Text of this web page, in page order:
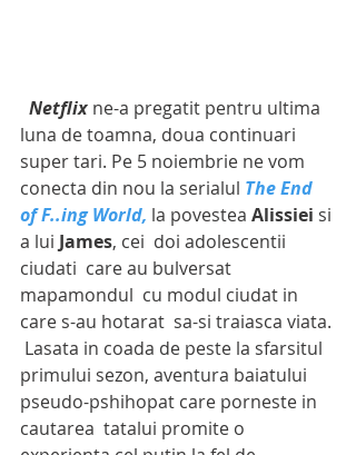
Netflix ne-a pregatit pentru ultima
luna de toamna, doua continuari
super tari. Pe 5 noiembrie ne vom
conecta din nou la serialul The End
of F..ing World, la povestea Alissiei si
a lui James, cei  doi adolescentii
ciudati  care au bulversat
mapamondul  cu modul ciudat in
care s-au hotarat  sa-si traiasca viata.
Lasata in coada de peste la sfarsitul
primului sezon, aventura baiatului
pseudo-pshihopat care porneste in
cautarea  tatalui promite o